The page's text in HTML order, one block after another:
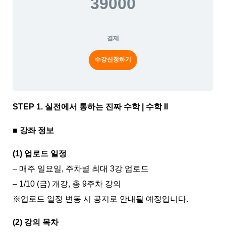
결제
수강신청하기
STEP 1. 실전에서 통하는 진짜 수학 | 수학 II
■ 강좌 정보
(1) 업로드 일정
– 매주 일요일, 주차별 최대 3강 업로드
– 1/10 (금) 개강, 총 9주차 강의
※업로드 일정 변동 시 공지로 안내될 예정입니다.
(2) 강의 목차